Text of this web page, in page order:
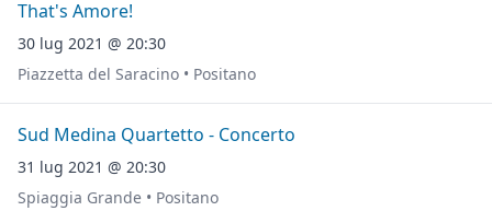
That's Amore!
30 lug 2021 @ 20:30
Piazzetta del Saracino • Positano
Sud Medina Quartetto - Concerto
31 lug 2021 @ 20:30
Spiaggia Grande • Positano